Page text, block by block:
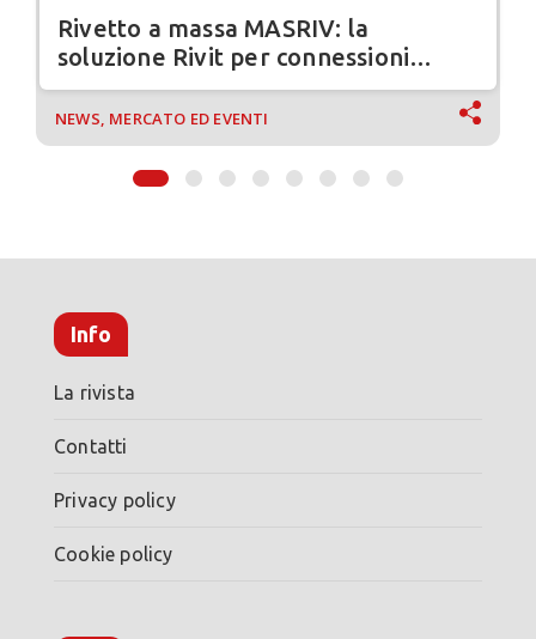
Rivetto a massa MASRIV: la
soluzione Rivit per connessioni
elettriche sicure
NEWS, MERCATO ED EVENTI
Info
La rivista
Contatti
Privacy policy
Cookie policy